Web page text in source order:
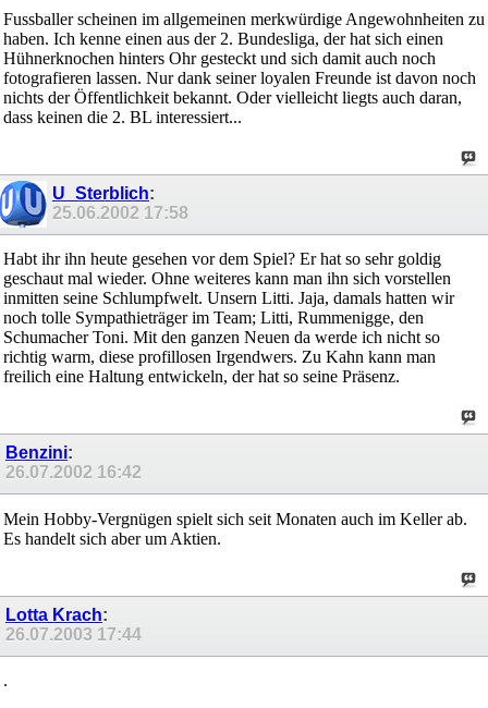
Fussballer scheinen im allgemeinen merkwürdige Angewohnheiten zu
haben. Ich kenne einen aus der 2. Bundesliga, der hat sich einen
Hühnerknochen hinters Ohr gesteckt und sich damit auch noch
fotografieren lassen. Nur dank seiner loyalen Freunde ist davon noch
nichts der Öffentlichkeit bekannt. Oder vielleicht liegts auch daran,
dass keinen die 2. BL interessiert...
U_Sterblich:
25.06.2002 17:58
Habt ihr ihn heute gesehen vor dem Spiel? Er hat so sehr goldig
geschaut mal wieder. Ohne weiteres kann man ihn sich vorstellen
inmitten seine Schlumpfwelt. Unsern Litti. Jaja, damals hatten wir
noch tolle Sympathieträger im Team; Litti, Rummenigge, den
Schumacher Toni. Mit den ganzen Neuen da werde ich nicht so
richtig warm, diese profillosen Irgendwers. Zu Kahn kann man
freilich eine Haltung entwickeln, der hat so seine Präsenz.
Benzini:
26.07.2002 16:42
Mein Hobby-Vergnügen spielt sich seit Monaten auch im Keller ab.
Es handelt sich aber um Aktien.
Lotta Krach:
26.07.2003 17:44
.